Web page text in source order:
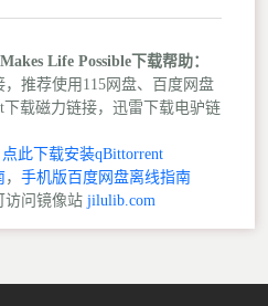
Life Possible下载帮助：
推荐使用115网盘、百度网盘
载磁力链接，迅雷下载电驴链
点此下载安装qBittorrent
， 手机版百度网盘离线指南
访问镜像站 jilulib.com